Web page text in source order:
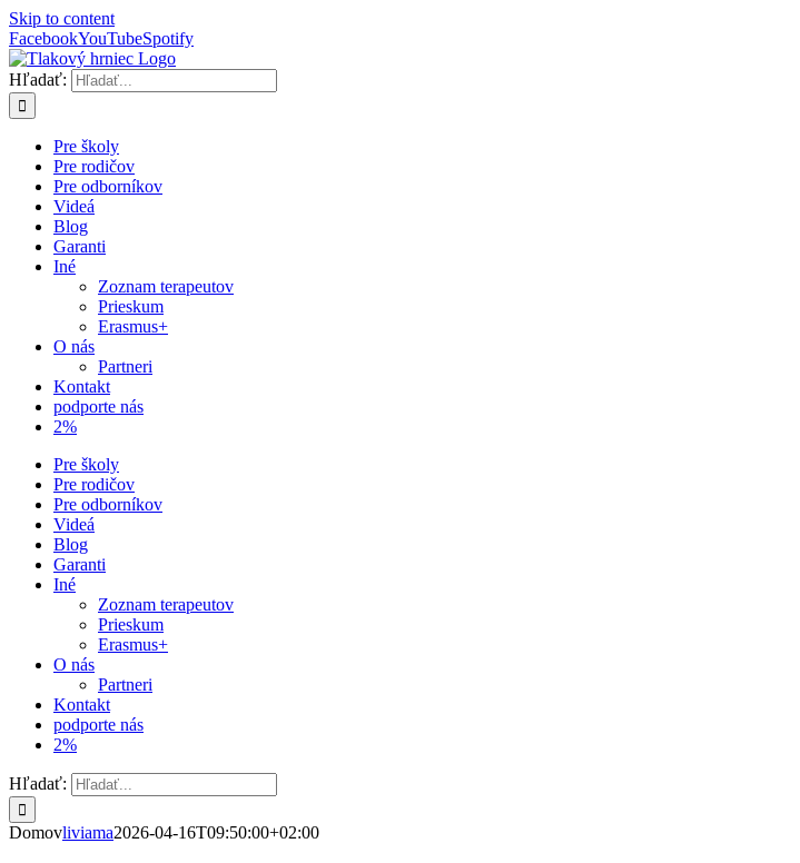
Skip to content
FacebookYouTubeSpotify
Hľadať:
Pre školy
Pre rodičov
Pre odborníkov
Videá
Blog
Garanti
Iné
Zoznam terapeutov
Prieskum
Erasmus+
O nás
Partneri
Kontakt
podporte nás
2%
Pre školy
Pre rodičov
Pre odborníkov
Videá
Blog
Garanti
Iné
Zoznam terapeutov
Prieskum
Erasmus+
O nás
Partneri
Kontakt
podporte nás
2%
Hľadať:
Domovliviama2026-04-16T09:50:00+02:00